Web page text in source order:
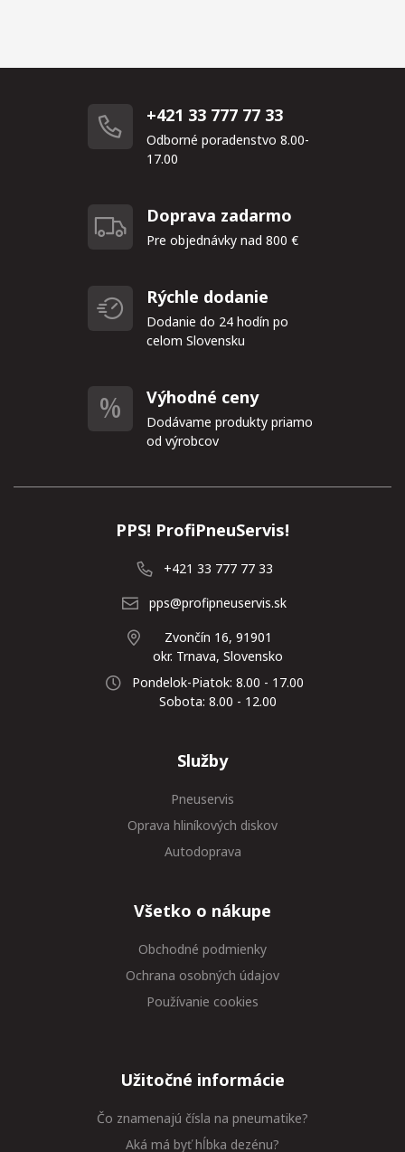
+421 33 777 77 33
Odborné poradenstvo 8.00-
17.00
Doprava zadarmo
Pre objednávky nad 800 €
Rýchle dodanie
Dodanie do 24 hodín po
celom Slovensku
Výhodné ceny
Dodávame produkty priamo
od výrobcov
PPS! ProfiPneuServis!
+421 33 777 77 33
pps@profipneuservis.sk
Zvončín 16, 91901
okr. Trnava, Slovensko
Pondelok-Piatok: 8.00 - 17.00
Sobota: 8.00 - 12.00
Služby
Pneuservis
Oprava hliníkových diskov
Autodoprava
Všetko o nákupe
Obchodné podmienky
Ochrana osobných údajov
Používanie cookies
Užitočné informácie
Čo znamenajú čísla na pneumatike?
Aká má byť hĺbka dezénu?